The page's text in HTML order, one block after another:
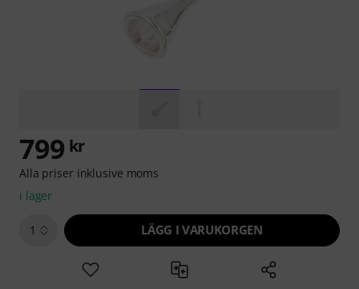
799 kr
Alla priser inklusive moms
i lager
1 LÄGG I VARUKORGEN